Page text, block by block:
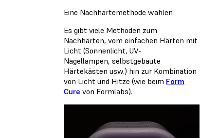
Eine Nachhärtemethode wählen
Es gibt viele Methoden zum
Nachhärten, vom einfachen Härten mit
Licht (Sonnenlicht, UV-
Nagellampen, selbstgebaute
Härtekästen usw.) hin zur Kombination
von Licht und Hitze (wie beim Form
Cure von Formlabs).